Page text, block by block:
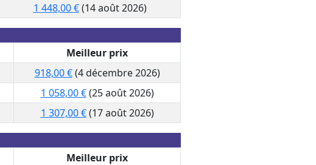
1 448,00 €(14 août 2026)
Meilleur prix
918,00 €(4 décembre 2026)
1 058,00 €(25 août 2026)
1 307,00 €(17 août 2026)
Meilleur prix